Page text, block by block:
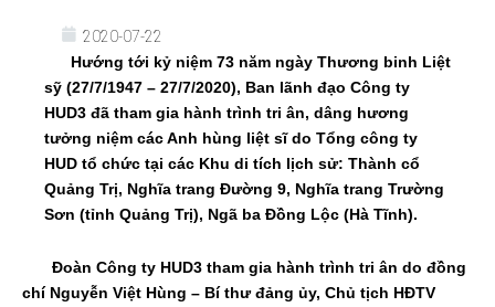
2020-07-22
Hướng tới kỷ niệm 73 năm ngày Thương binh Liệt
sỹ (27/7/1947 – 27/7/2020), Ban lãnh đạo Công ty
HUD3 đã tham gia hành trình tri ân, dâng hương
tưởng niệm các Anh hùng liệt sĩ do Tổng công ty
HUD tổ chức tại các Khu di tích lịch sử: Thành cổ
Quảng Trị, Nghĩa trang Đường 9, Nghĩa trang Trường
Sơn (tỉnh Quảng Trị), Ngã ba Đồng Lộc (Hà Tĩnh).
Đoàn Công ty HUD3 tham gia hành trình tri ân do đồng
chí Nguyễn Việt Hùng – Bí thư đảng ủy, Chủ tịch HĐTV